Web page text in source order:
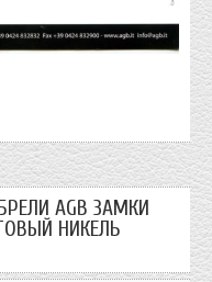
AGB ЗАМКИ
НИКЕЛЬ